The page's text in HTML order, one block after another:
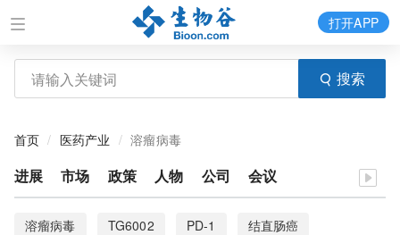
搜索
打开APP
首页 医药产业 溶瘤病毒
进展 市场 政策 人物 公司 会议
溶瘤病毒 TG6002 PD-1
结直肠癌